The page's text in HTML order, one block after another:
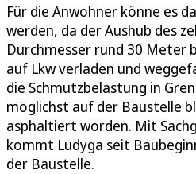
Für die Anwohner könne es
werden, da der Aushub des
Durchmesser rund 30 Meter
auf Lkw verladen und
die Schmutzbelastung in
möglichst auf der Baustelle
asphaltiert worden. Mit
kommt Ludyga seit
der Baustelle.